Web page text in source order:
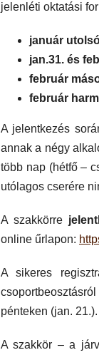
jelenléti oktatási
január
jan.31. és
február
február
A jelentkezés
annak a négy
több nap (hétfő –
utólagos cserére
A szakkörre
online űrlapon:
A sikeres
pénteken (jan. 21.).
A szakkör – a